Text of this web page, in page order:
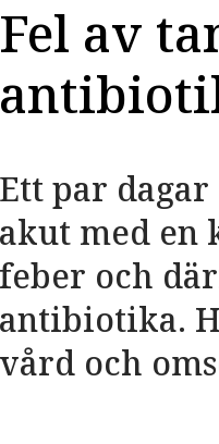
Fel av
Ett par
akut med en
feber och
antibiotika.
vård och